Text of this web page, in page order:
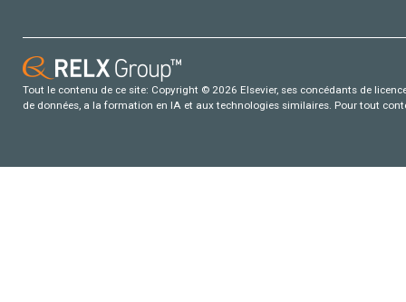
Tout le contenu de ce site: Copyright © 2026 Elsevier, ses concédants de
de données, a la formation en IA et aux technologies similaires. Pour tout